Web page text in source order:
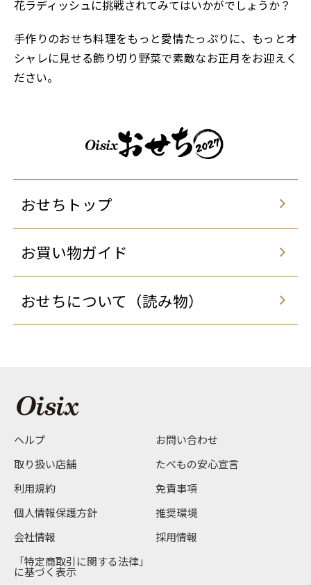
花ラディッシュに挑戦されてみてはいかがでしょうか？
手作りのおせち料理をもっと愛情たっぷりに、もっとオ
シャレに見せる飾り切り野菜で素敵なお正月をお迎えく
ださい。
おせちトップ
お買い物ガイド
おせちについて（読み物）
ヘルプ
お問い合わせ
取り扱い店舗
たべもの安心宣言
利用規約
免責事項
個人情報保護方針
推奨環境
会社情報
採用情報
「特定商取引に関する法律」
に基づく表示